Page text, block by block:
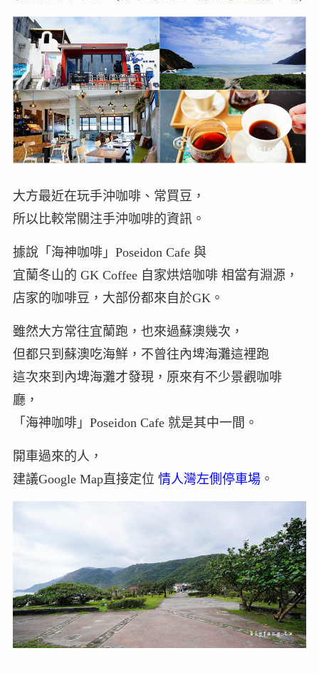
大方最近在玩手沖咖啡、常買豆，
所以比較常關注手沖咖啡的資訊。
據說「海神咖啡」Poseidon Cafe 與
宜蘭冬山的 GK Coffee 自家烘焙咖啡 相當有淵源，
店家的咖啡豆，大部份都來自於GK。
雖然大方常往宜蘭跑，也來過蘇澳幾次，
但都只到蘇澳吃海鮮，不曾往內埤海灘這裡跑
這次來到內埤海灘才發現，原來有不少景觀咖啡
廳，
「海神咖啡」Poseidon Cafe 就是其中一間。
開車過來的人，
建議Google Map直接定位 情人灣左側停車場。